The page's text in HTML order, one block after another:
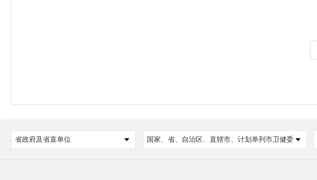
省政府及省直单位 国家、省、自治区、直辖市、计划单列市卫健委